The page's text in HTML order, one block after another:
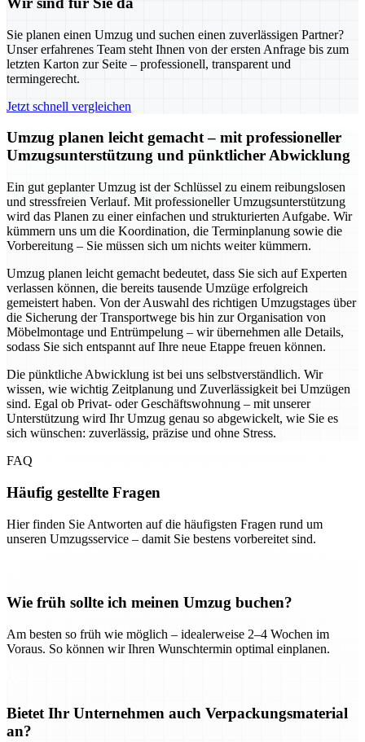
Sie planen einen Umzug und suchen einen zuverlässigen Partner?
Unser erfahrenes Team steht Ihnen von der ersten Anfrage bis zum
letzten Karton zur Seite – professionell, transparent und
termingerecht.
Jetzt schnell vergleichen
Umzug planen leicht gemacht – mit professioneller
Umzugsunterstützung und pünktlicher Abwicklung
Ein gut geplanter Umzug ist der Schlüssel zu einem reibungslosen
und stressfreien Verlauf. Mit professioneller Umzugsunterstützung
wird das Planen zu einer einfachen und strukturierten Aufgabe. Wir
kümmern uns um die Koordination, die Terminplanung sowie die
Vorbereitung – Sie müssen sich um nichts weiter kümmern.
Umzug planen leicht gemacht bedeutet, dass Sie sich auf Experten
verlassen können, die bereits tausende Umzüge erfolgreich
gemeistert haben. Von der Auswahl des richtigen Umzugstages über
die Sicherung der Transportwege bis hin zur Organisation von
Möbelmontage und Entrümpelung – wir übernehmen alle Details,
sodass Sie sich entspannt auf Ihre neue Etappe freuen können.
Die pünktliche Abwicklung ist bei uns selbstverständlich. Wir
wissen, wie wichtig Zeitplanung und Zuverlässigkeit bei Umzügen
sind. Egal ob Privat- oder Geschäftswohnung – mit unserer
Unterstützung wird Ihr Umzug genau so abgewickelt, wie Sie es
sich wünschen: zuverlässig, präzise und ohne Stress.
FAQ
Häufig gestellte Fragen
Hier finden Sie Antworten auf die häufigsten Fragen rund um
unseren Umzugsservice – damit Sie bestens vorbereitet sind.
Wie früh sollte ich meinen Umzug buchen?
Am besten so früh wie möglich – idealerweise 2–4 Wochen im
Voraus. So können wir Ihren Wunschtermin optimal einplanen.
Bietet Ihr Unternehmen auch Verpackungsmaterial
an?